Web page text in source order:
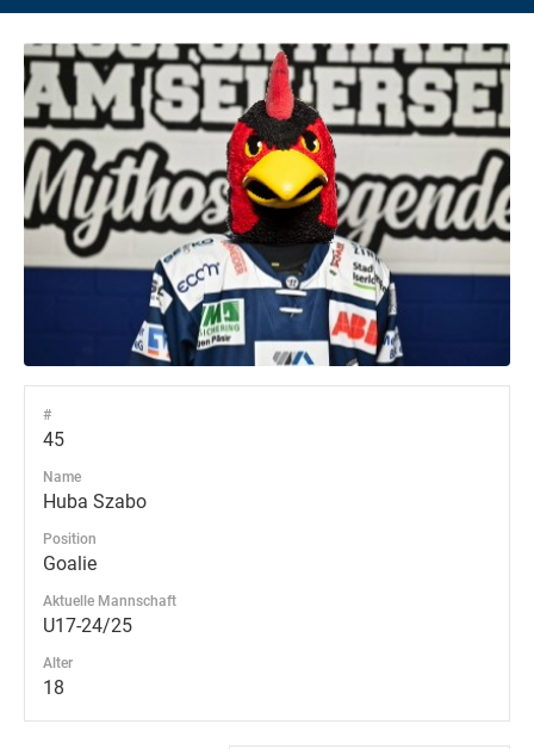
#
45
Name
Huba Szabo
Position
Goalie
Aktuelle Mannschaft
U17-24/25
Alter
18